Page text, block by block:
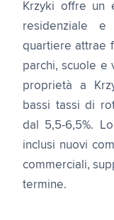
Krzyki offre un
residenziale e
quartiere attrae
parchi, scuole e
proprietà a
bassi tassi di
dal 5,5-6,5%.
inclusi nuovi
commerciali,
termine.